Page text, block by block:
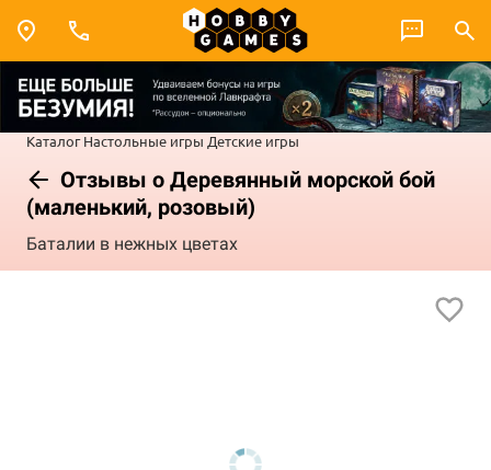
Каталог Настольные игры Детские игры
Отзывы о Деревянный морской бой
(маленький, розовый)
Баталии в нежных цветах